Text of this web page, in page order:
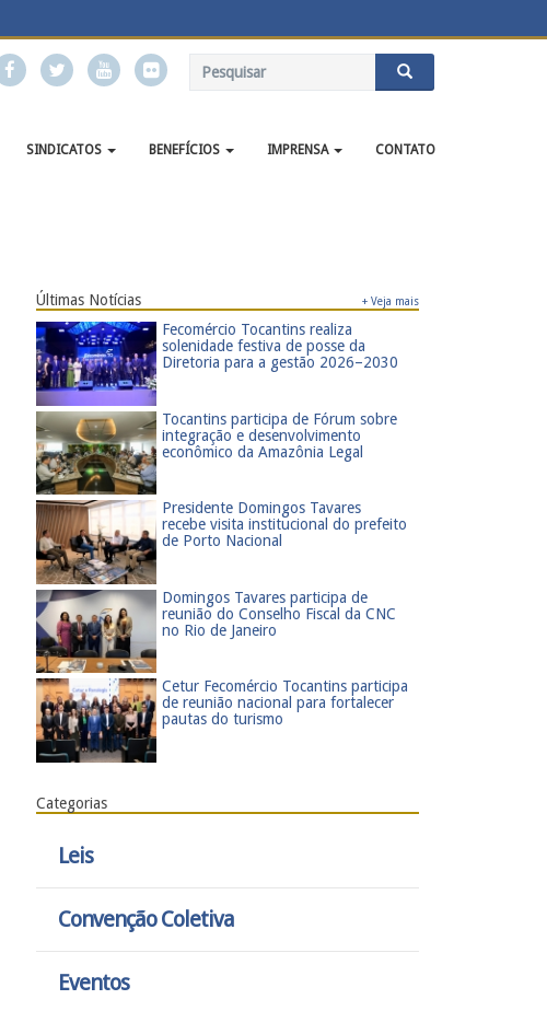
SINDICATOS BENEFÍCIOS IMPRENSA CONTATO
Últimas Notícias + Veja mais
​Fecomércio Tocantins realiza
solenidade festiva de posse da
Diretoria para a gestão 2026–2030
​Tocantins participa de Fórum sobre
integração e desenvolvimento
econômico da Amazônia Legal
Presidente Domingos Tavares
recebe visita institucional do prefeito
de Porto Nacional
​Domingos Tavares participa de
reunião do Conselho Fiscal da CNC
no Rio de Janeiro
​Cetur Fecomércio Tocantins participa
de reunião nacional para fortalecer
pautas do turismo
Categorias
Leis
Convenção Coletiva
Eventos